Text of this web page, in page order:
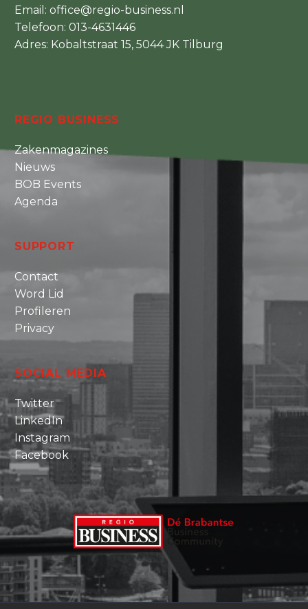
Email: office@regio-business.nl
Telefoon: 013-4631446
Adres: Kobaltstraat 15, 5044 JK Tilburg
REGIO BUSINESS
Zakenmagazines
Nieuws
BOB Events
Agenda
SUPPORT
Contact
Word Lid
Profileren
Privacy
SOCIAL MEDIA
Twitter
LinkedIn
Instagram
Facebook